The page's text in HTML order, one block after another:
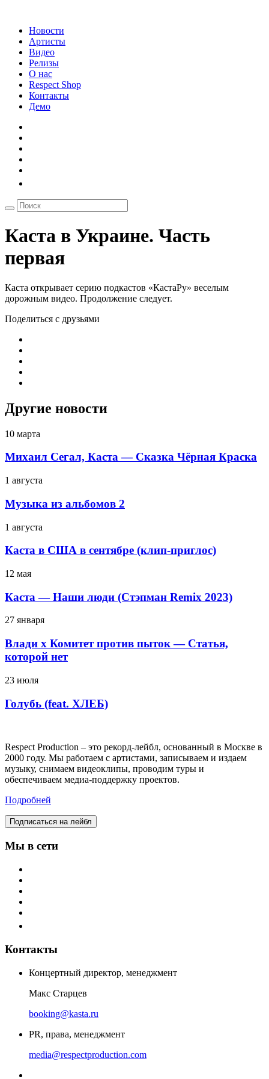
Новости
Артисты
Видео
Релизы
О нас
Respect Shop
Контакты
Демо
Каста в Украине. Часть
первая
Каста открывает серию подкастов «КастаРу» веселым
дорожным видео. Продолжение следует.
Поделиться с друзьями
Другие новости
10 марта
Михаил Сегал, Каста — Сказка Чёрная Краска
1 августа
Музыка из альбомов 2
1 августа
Каста в США в сентябре (клип-приглос)
12 мая
Каста — Наши люди (Стэпман Remix 2023)
27 января
Влади х Комитет против пыток — Статья,
которой нет
23 июля
Голубь (feat. ХЛЕБ)
Respect Production – это рекорд-лейбл, основанный в Москве в
2000 году. Мы работаем с артистами, записываем и издаем
музыку, снимаем видеоклипы, проводим туры и
обеспечиваем медиа-поддержку проектов.
Подробней
Подписаться на лейбл
Мы в сети
Контакты
Концертный директор, менеджмент
Макс Старцев
booking@kasta.ru
PR, права, менеджмент
media@respectproduction.com